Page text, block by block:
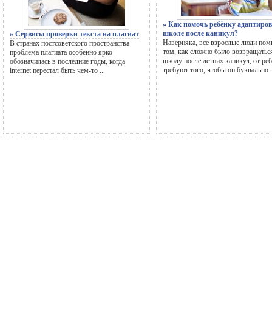
» Сервисы проверки текста на плагиат
В странах постсоветского пространства
проблема плагиата особенно ярко
обозначилась в последние годы, когда
internet перестал быть чем-то ...
» Как помочь ребёнку
школе после каникул?
Наверняка, все взрослые люди
том, как сложно было
школу после летних каникул, от
требуют того, чтобы он буквально